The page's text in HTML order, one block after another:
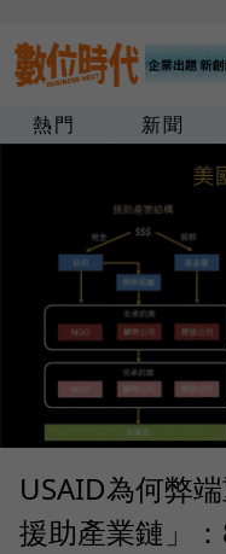
熱門 新聞
USAID為何弊
援助產業鏈」